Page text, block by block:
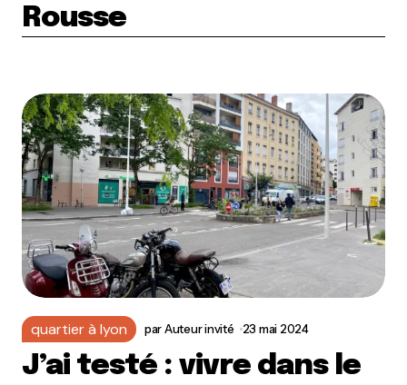
Rousse
quartier à lyon parAuteur invité 23 mai 2024
J’ai testé : vivre dans le